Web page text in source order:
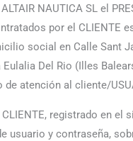
NAUTICA SL el
por el CLIENTE
social en Calle Sant
Eulalia Del Rio (Illes
atención al cliente/
registrado en el
usuario y contraseña,